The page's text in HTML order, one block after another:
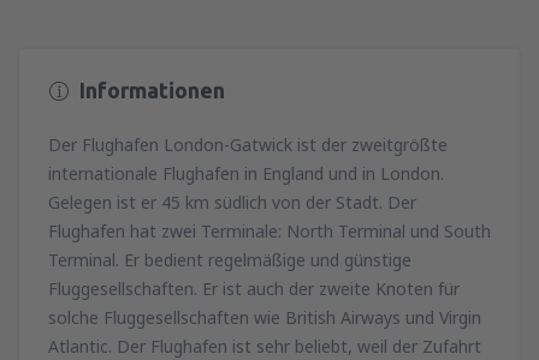
Informationen
Der Flughafen London-Gatwick ist der zweitgrößte
internationale Flughafen in England und in London.
Gelegen ist er 45 km südlich von der Stadt. Der
Flughafen hat zwei Terminale: North Terminal und South
Terminal. Er bedient regelmäßige und günstige
Fluggesellschaften. Er ist auch der zweite Knoten für
solche Fluggesellschaften wie British Airways und Virgin
Atlantic. Der Flughafen ist sehr beliebt, weil der Zufahrt